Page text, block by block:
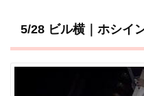
5/28 ビル横｜ホシイ